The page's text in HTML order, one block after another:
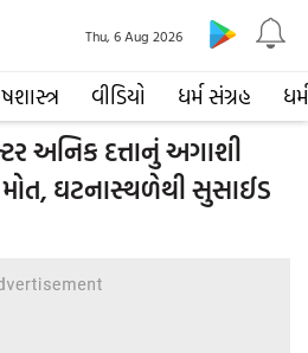
વીડિયો ધર્મ સંગ્રહ ધર્મ
Thu, 6 Aug 2026
અનિક દત્તાનું અગાશી
ઘટનાસ્થળેથી સુસાઈડ